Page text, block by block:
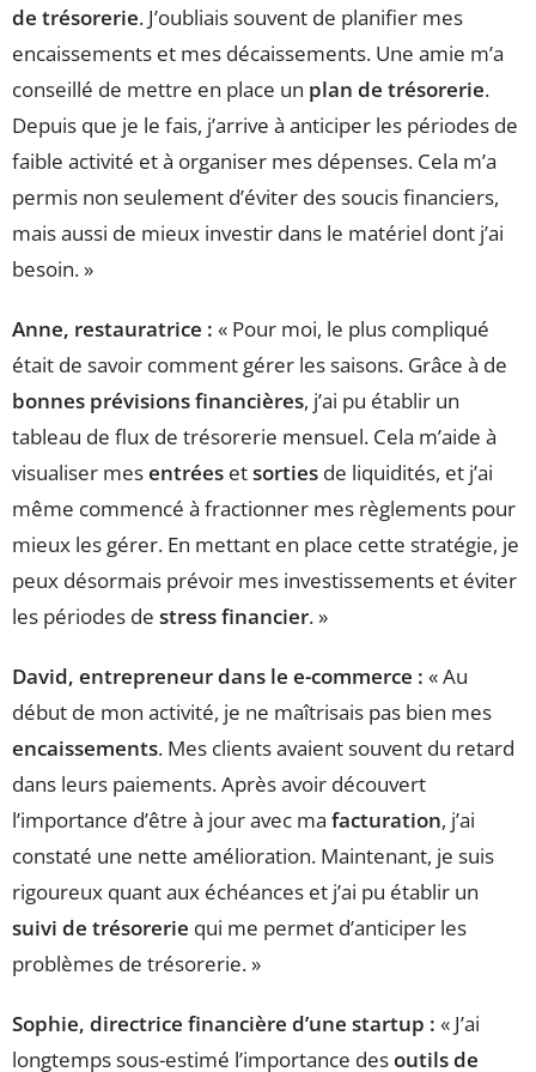
de trésorerie. J’oubliais souvent de planifier mes
encaissements et mes décaissements. Une amie m’a
conseillé de mettre en place un plan de trésorerie.
Depuis que je le fais, j’arrive à anticiper les périodes de
faible activité et à organiser mes dépenses. Cela m’a
permis non seulement d’éviter des soucis financiers,
mais aussi de mieux investir dans le matériel dont j’ai
besoin. »
Anne, restauratrice : « Pour moi, le plus compliqué
était de savoir comment gérer les saisons. Grâce à de
bonnes prévisions financières, j’ai pu établir un
tableau de flux de trésorerie mensuel. Cela m’aide à
visualiser mesentrées etsorties de liquidités, et j’ai
même commencé à fractionner mes règlements pour
mieux les gérer. En mettant en place cette stratégie, je
peux désormais prévoir mes investissements et éviter
les périodes de stress financier. »
David, entrepreneur dans le e-commerce : « Au
début de mon activité, je ne maîtrisais pas bien mes
encaissements. Mes clients avaient souvent du retard
dans leurs paiements. Après avoir découvert
l’importance d’être à jour avec ma facturation, j’ai
constaté une nette amélioration. Maintenant, je suis
rigoureux quant aux échéances et j’ai pu établir un
suivi de trésorerie qui me permet d’anticiper les
problèmes de trésorerie. »
Sophie, directrice financière d’une startup : « J’ai
longtemps sous-estimé l’importance desoutils de